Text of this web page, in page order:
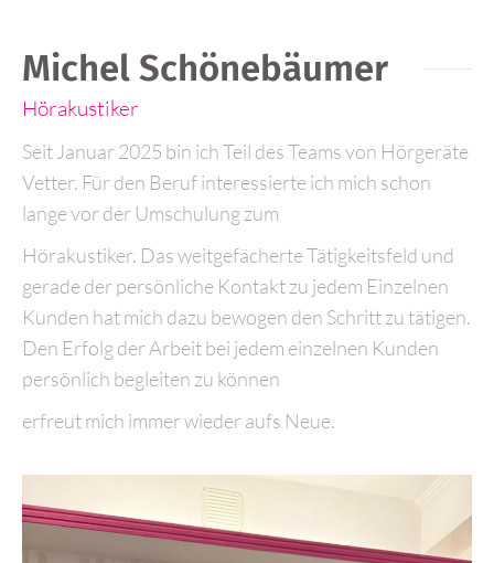
Michel Schönebäumer
Hörakustiker
Seit Januar 2025 bin ich Teil des Teams von Hörgeräte
Vetter. Für den Beruf interessierte ich mich schon
lange vor der Umschulung zum
Hörakustiker. Das weitgefächerte Tätigkeitsfeld und
gerade der persönliche Kontakt zu jedem Einzelnen
Kunden hat mich dazu bewogen den Schritt zu tätigen.
Den Erfolg der Arbeit bei jedem einzelnen Kunden
persönlich begleiten zu können
erfreut mich immer wieder aufs Neue.